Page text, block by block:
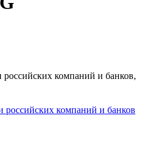
российских компаний и банков,
российских компаний и банков